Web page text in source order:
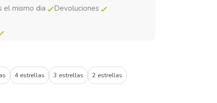
el mismo dia Devoluciones
4 estrellas 3 estrellas 2 estrellas